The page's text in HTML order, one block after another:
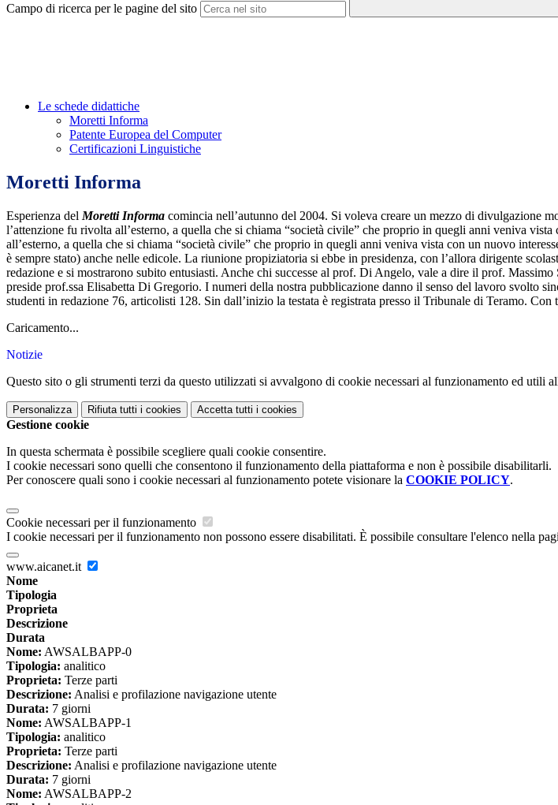
Campo di ricerca per le pagine del sito
Le schede didattiche
Moretti Informa
Patente Europea del Computer
Certificazioni Linguistiche
Moretti Informa
Esperienza del Moretti Informa comincia nell’autunno del 2004. Si voleva creare un mezzo di divulgazione
l’attenzione fu rivolta all’esterno, a quella che si chiama “società civile” che proprio in quegli anni veniva
all’esterno, a quella che si chiama “società civile” che proprio in quegli anni veniva vista con un nuovo
è sempre stato) anche nelle edicole. La riunione propiziatoria si ebbe in presidenza, con l’allora dirigente
redazione e si mostrarono subito entusiasti. Anche chi successe al prof. Di Angelo, vale a dire il prof.
preside prof.ssa Elisabetta Di Gregorio. I numeri della nostra pubblicazione danno il senso del lavoro svolto
studenti in redazione 76, articolisti 128. Sin dall’inizio la testata è registrata presso il Tribunale di Teramo.
Caricamento...
Notizie
Questo sito o gli strumenti terzi da questo utilizzati si avvalgono di cookie necessari al funzionamento ed utili
Personalizza Rifiuta tutti i cookies Accetta tutti i cookies
Gestione cookie
In questa schermata è possibile scegliere quali cookie consentire.
I cookie necessari sono quelli che consentono il funzionamento della piattaforma e non è possibile disabilitarli.
Per conoscere quali sono i cookie necessari al funzionamento potete visionare la COOKIE POLICY.
Cookie necessari per il funzionamento
I cookie necessari per il funzionamento non possono essere disabilitati. È possibile consultare l'elenco nella
www.aicanet.it
Nome
Tipologia
Proprieta
Descrizione
Durata
Nome: AWSALBAPP-0
Tipologia: analitico
Proprieta: Terze parti
Descrizione: Analisi e profilazione navigazione utente
Durata: 7 giorni
Nome: AWSALBAPP-1
Tipologia: analitico
Proprieta: Terze parti
Descrizione: Analisi e profilazione navigazione utente
Durata: 7 giorni
Nome: AWSALBAPP-2